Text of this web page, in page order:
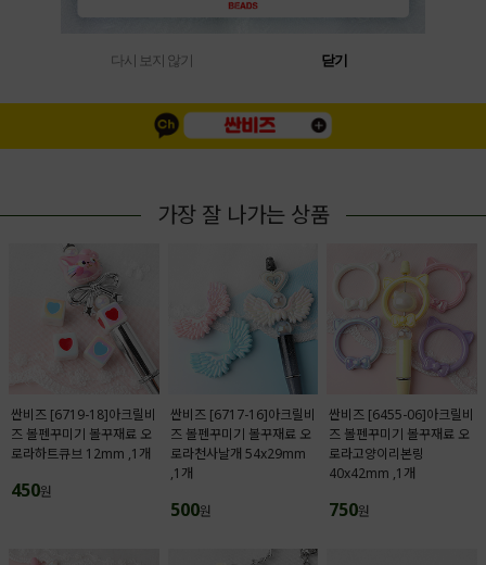
가장 잘 나가는 상품
싼비즈 [6719-18]아크릴비
즈 볼펜꾸미기 볼꾸재료 오
로라하트큐브 12mm ,1개
450원
싼비즈 [6717-16]아크릴비
즈 볼펜꾸미기 볼꾸재료 오
로라천사날개 54x29mm
,1개
500원
싼비즈 [6455-06]아크릴비
즈 볼펜꾸미기 볼꾸재료 오
로라고양이리본링
40x42mm ,1개
750원
다시 보지 않기 닫기